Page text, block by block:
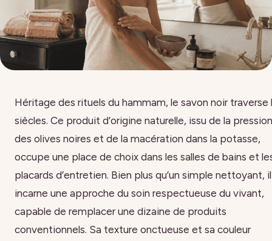
Héritage des rituels du hammam, le savon noir traverse
siècles. Ce produit d’origine naturelle, issu de la pression
des olives noires et de la macération dans la potasse,
occupe une place de choix dans les salles de bains et
placards d’entretien. Bien plus qu’un simple nettoyant, il
incarne une approche du soin respectueuse du vivant,
capable de remplacer une dizaine de produits
conventionnels. Sa texture onctueuse et sa couleur